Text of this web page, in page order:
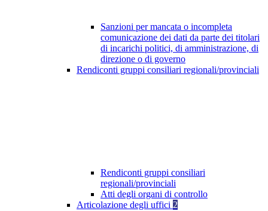
Sanzioni per mancata o incompleta
comunicazione dei dati da parte dei titolari
di incarichi politici, di amministrazione, di
direzione o di governo
Rendiconti gruppi consiliari regionali/provinciali
Rendiconti gruppi consiliari
regionali/provinciali
Atti degli organi di controllo
Articolazione degli uffici 2